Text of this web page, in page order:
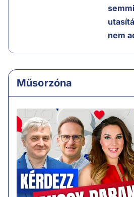
nem
Műsorzóna